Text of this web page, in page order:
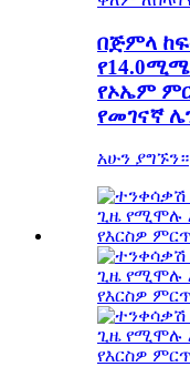
በጅምላ
የኦኤም
የመገናኛ
አሁን ያግኙን።